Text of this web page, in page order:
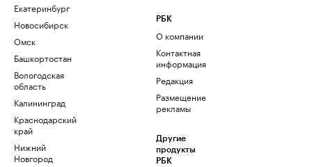
Екатеринбург
Новосибирск
Омск
Башкортостан
Вологодская
область
Калининград
Краснодарский
край
Нижний
Новгород
РБК
О компании
Контактная
информация
Редакция
Размещение
рекламы
Другие
продукты
РБК